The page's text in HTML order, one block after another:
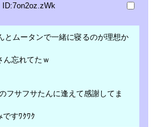
ID:7on2oz.zWk
とムータンで一緒に寝るのが理想か
ん忘れてたｗ
フサフサたんに逢えて感謝してま
ですﾜｸﾜｸ